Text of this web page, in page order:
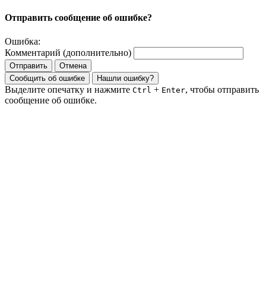
Отправить сообщение об ошибке?
Ошибка:
Комментарий (дополнительно)
Отправить
Отмена
Сообщить об ошибке
Нашли ошибку?
Выделите опечатку и нажмите Ctrl + Enter, чтобы отправить
сообщение об ошибке.